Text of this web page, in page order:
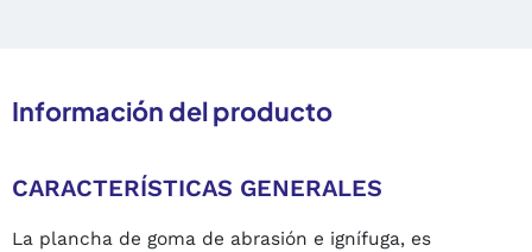
Información del producto
CARACTERÍSTICAS GENERALES
La plancha de goma de abrasión e ignífuga, es